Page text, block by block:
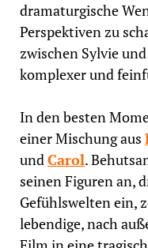
dramaturgische
Perspektiven zu
zwischen Sylvie
komplexer und
In den besten
einer Mischung aus
undCarol.
seinen Figuren an,
Gefühlswelten ein,
lebendige, nach